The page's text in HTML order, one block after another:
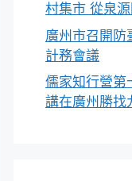
村集市 從泉
廣州市召開防
計務會議
儒家知行營第
講在廣州勝找